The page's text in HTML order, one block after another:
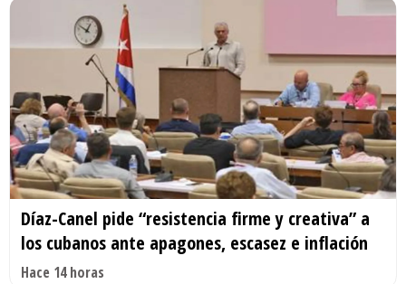
Díaz-Canel pide “resistencia firme y creativa” a
los cubanos ante apagones, escasez e inflación
Hace 14 horas